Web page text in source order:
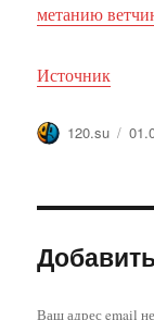
метанию
Источник
Автор
120.su
Ваш адрес email